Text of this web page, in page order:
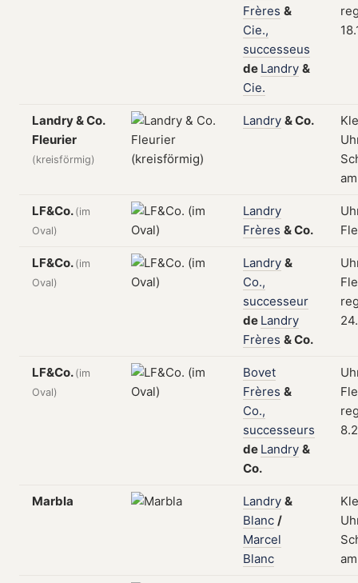
Frères &
Cie.,
successeus
de Landry &
Cie.
Landry & Co.
Fleurier
(kreisförmig)
Landry &Co.
LF&Co. (im
Oval)
Landry
Frères &Co.
LF&Co. (im
Oval)
Landry &
Co.,
successeur
de Landry
Frères &Co.
LF&Co. (im
Oval)
Bovet
Frères &
Co.,
successeurs
de Landry &
Co.
Marbla Landry &
Blanc /
Marcel
Blanc